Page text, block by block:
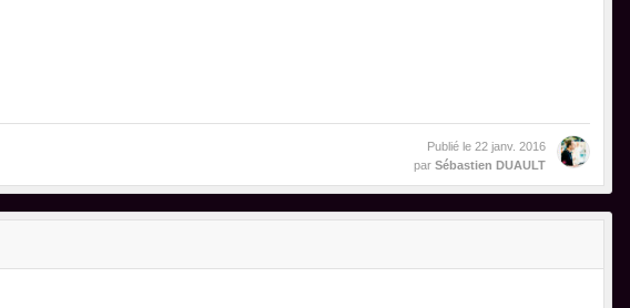
Publié le 22 janv. 2016
par Sébastien DUAULT